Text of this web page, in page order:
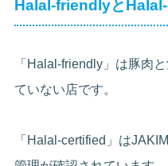
Halal-friendlyと
「Halal-friendly」は豚肉
ていない店です。
「Halal-certified」は